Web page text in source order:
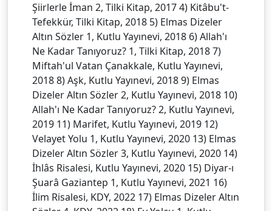
Şiirlerle İman 2, Tilki Kitap, 2017 4) Kitâbu't-
Tefekkür, Tilki Kitap, 2018 5) Elmas Dizeler
Altın Sözler 1, Kutlu Yayınevi, 2018 6) Allah'ı
Ne Kadar Tanıyoruz? 1, Tilki Kitap, 2018 7)
Miftah'ul Vatan Çanakkale, Kutlu Yayınevi,
2018 8) Aşk, Kutlu Yayınevi, 2018 9) Elmas
Dizeler Altın Sözler 2, Kutlu Yayınevi, 2018 10)
Allah'ı Ne Kadar Tanıyoruz? 2, Kutlu Yayınevi,
2019 11) Marifet, Kutlu Yayınevi, 2019 12)
Velayet Yolu 1, Kutlu Yayınevi, 2020 13) Elmas
Dizeler Altın Sözler 3, Kutlu Yayınevi, 2020 14)
İhlâs Risalesi, Kutlu Yayınevi, 2020 15) Diyar-ı
Şuarâ Gaziantep 1, Kutlu Yayınevi, 2021 16)
İlim Risalesi, KDY, 2022 17) Elmas Dizeler Altın